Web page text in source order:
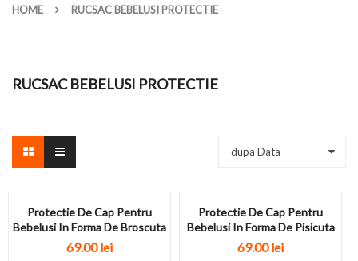
HOME RUCSAC BEBELUSI PROTECTIE
RUCSAC BEBELUSI PROTECTIE
dupa Data
Protectie De Cap Pentru
Bebelusi In Forma De Broscuta
69.00 lei
Protectie De Cap Pentru
Bebelusi In Forma De Pisicuta
69.00 lei